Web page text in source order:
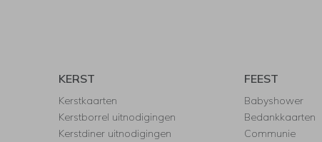
KERST
Kerstkaarten
Kerstborrel uitnodigingen
Kerstdiner uitnodigingen
FEEST
Babyshower
Bedankkaarten
Communie